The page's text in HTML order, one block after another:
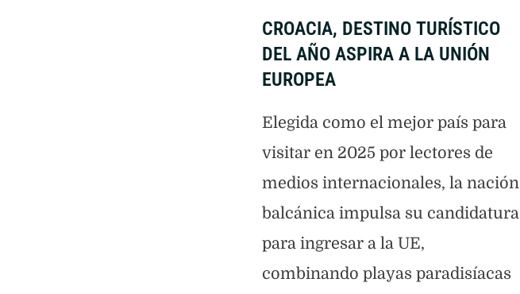
CROACIA, DESTINO TURÍSTICO
DEL AÑO ASPIRA A LA UNIÓN
EUROPEA
Elegida como el mejor país para
visitar en 2025 por lectores de
medios internacionales, la nación
balcánica impulsa su candidatura
para ingresar a la UE,
combinando playas paradisíacas